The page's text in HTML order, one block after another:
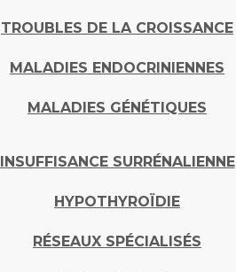
TROUBLES DE LA CROISSANCE
MALADIES ENDOCRINIENNES
MALADIES GÉNÉTIQUES
INSUFFISANCE SURRÉNALIENNE
HYPOTHYROÏDIE
RÉSEAUX SPÉCIALISÉS